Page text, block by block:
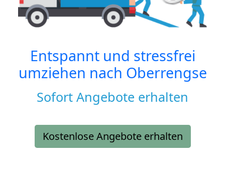
Entspannt und stressfrei
umziehen nach Oberrengse
Sofort Angebote erhalten
Kostenlose Angebote erhalten